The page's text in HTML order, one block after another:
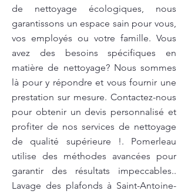
de nettoyage écologiques, nous
garantissons un espace sain pour vous,
vos employés ou votre famille. Vous
avez des besoins spécifiques en
matière de nettoyage? Nous sommes
là pour y répondre et vous fournir une
prestation sur mesure. Contactez-nous
pour obtenir un devis personnalisé et
profiter de nos services de nettoyage
de qualité supérieure !. Pomerleau
utilise des méthodes avancées pour
garantir des résultats impeccables..
Lavage des plafonds à Saint-Antoine-